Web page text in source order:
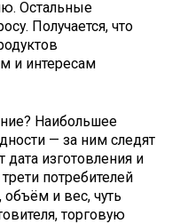
Остальные
Получается, что
и интересам
Наибольшее
— за ним следят
дата изготовления и
потребителей
и вес, чуть
торговую